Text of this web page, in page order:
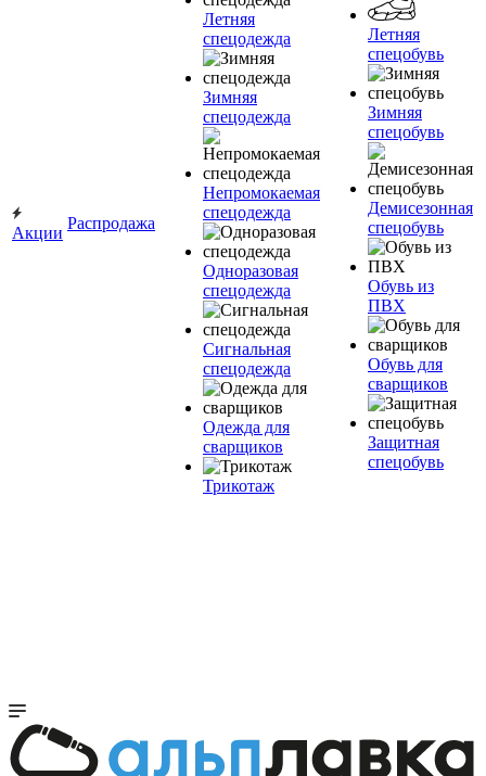
Акции
Распродажа
Летняя
спецодежда
Зимняя
спецодежда
Непромокаемая
спецодежда
Одноразовая
спецодежда
Сигнальная
спецодежда
Одежда для
сварщиков
Трикотаж
Летняя
спецобувь
Зимняя
спецобувь
Демисезонная
спецобувь
Обувь из
ПВХ
Обувь для
сварщиков
Защитная
спецобувь